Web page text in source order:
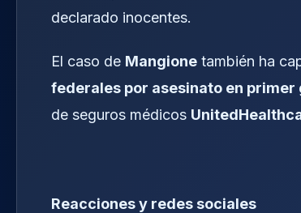
declarado inocentes.
El caso de Mangione también ha
federales por asesinato en primer
de seguros médicos
Reacciones y redes sociales